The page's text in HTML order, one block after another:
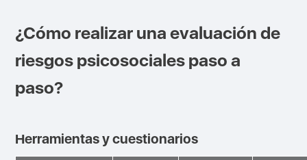
¿Cómo realizar una evaluación de
riesgos psicosociales paso a
paso?
Herramientas y cuestionarios